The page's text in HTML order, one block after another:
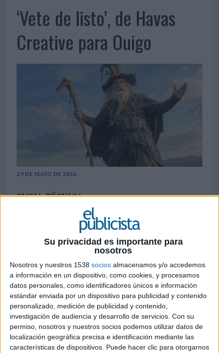
Su privacidad es importante para
nosotros
Nosotros y nuestros 1538 socios almacenamos y/o accedemos
a información en un dispositivo, como cookies, y procesamos
datos personales, como identificadores únicos e información
estándar enviada por un dispositivo para publicidad y contenido
personalizado, medición de publicidad y contenido,
investigación de audiencia y desarrollo de servicios. Con su
permiso, nosotros y nuestros socios podemos utilizar datos de
localización geográfica precisa e identificación mediante las
características de dispositivos. Puede hacer clic para otorgarnos
‘Vete de listo’, de Havas
Creative para Ouigo
29 DE MAYO DE 2026
FICHA TÉCNICA
Anunciante: Ouigo
Producto: Campaña de verano – “Vete de listo”
Contacto del cliente: Federico Pareja, Rocío
Jiménez, Mohamed Aspiritou, Marina Girol,
Beatriz Clemente, Meylin Alarcón
Agencia creativa: Havas Creative
Chief creative officer: Jesús Rasines